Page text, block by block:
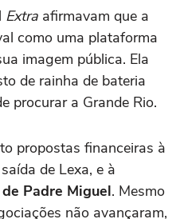
Extra afirmavam que a
como uma plataforma
imagem pública. Ela
de rainha de bateria
procurar a Grande Rio.
propostas financeiras à
de Lexa, e à
Padre Miguel. Mesmo
não avançaram,